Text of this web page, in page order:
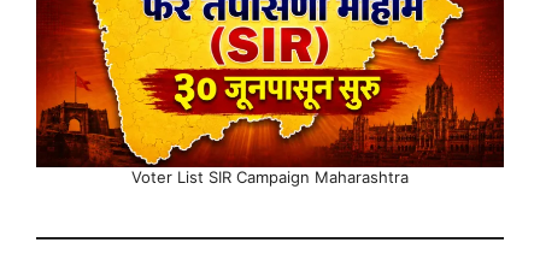
Voter List SIR Campaign Maharashtra